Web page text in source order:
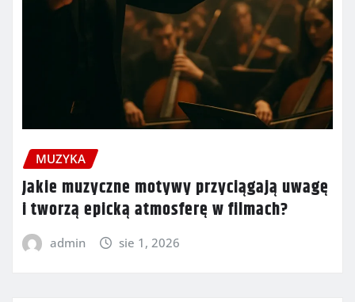
MUZYKA
Jakie muzyczne motywy przyciągają uwagę
i tworzą epicką atmosferę w filmach?
admin sie 1, 2026